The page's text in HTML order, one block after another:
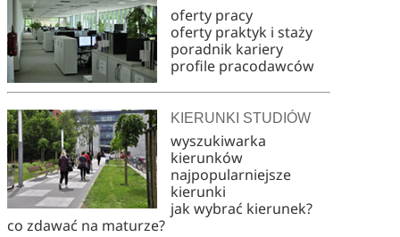
oferty pracy
oferty praktyk i staży
poradnik kariery
profile pracodawców
KIERUNKI STUDIÓW
wyszukiwarka
kierunków
najpopularniejsze
kierunki
jak wybrać kierunek?
co zdawać na maturze?